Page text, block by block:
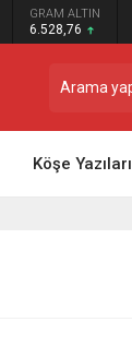
GRAM ALTIN
6.528,76
Köşe Yazıları